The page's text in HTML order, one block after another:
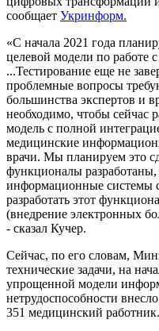
сообщает Укринформ.
«С начала 2021 года
целевой модели по работе
...Тестирование еще не
проблемные вопросы
большинства экспертов и
необходимо, чтобы сейчас
модель с полной
медицинские
врачи. Мы планируем это
функционалы
информационные системы
разработать этот
(внедрение электронных
- сказал Кучер.
Сейчас, по его словам,
технические задачи, на
упрощенной модели
нетрудоспособности
351 медицинский работник.